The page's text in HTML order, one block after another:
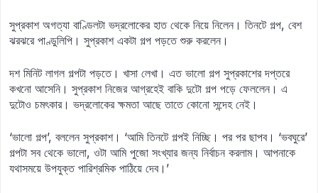
সুপ্রকাশ অগত্যা বাণ্ডিলটা ভদ্রলোকের হাত থেকে নিয়ে নিলেন। তিনটে গল্প, বেশ
ঝরঝরে পাণ্ডুলিপি। সুপ্রকাশ একটা গল্প পড়তে শুরু করলেন।
দশ মিনিট লাগল গল্পটা পড়তে। খাসা লেখা। এত ভালো গল্প সুপ্রকাশের দপ্তরে
কখনো আসেনি। সুপ্রকাশ নিজের আগ্রহেই বাকি দুটো গল্প পড়ে ফেললেন। এ
দুটোও চমৎকার। ভদ্রলোকের ক্ষমতা আছে তাতে কোনো সন্দেহ নেই।
‘ভালো গল্প’, বললেন সুপ্রকাশ। ‘আমি তিনটে গল্পই নিচ্ছি। পর পর ছাপব। ‘ভবঘুরে’
গল্পটা সব থেকে ভালো, ওটা আমি পুজো সংখ্যার জন্য নির্বাচন করলাম। আপনাকে
যথাসময়ে উপযুক্ত পারিশ্রমিক পাঠিয়ে দেব।’